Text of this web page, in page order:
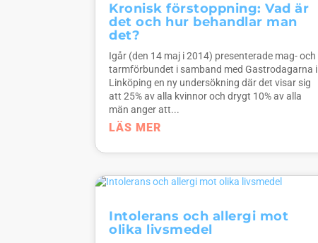
Kronisk förstoppning: Vad är
det och hur behandlar man
det?
Igår (den 14 maj i 2014) presenterade mag- och
tarmförbundet i samband med Gastrodagarna i
Linköping en ny undersökning där det visar sig
att 25% av alla kvinnor och drygt 10% av alla
män anger att...
LÄS MER
Intolerans och allergi mot
olika livsmedel